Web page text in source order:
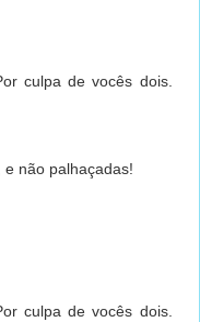
culpa de vocês dois.
não palhaçadas!
culpa de vocês dois.